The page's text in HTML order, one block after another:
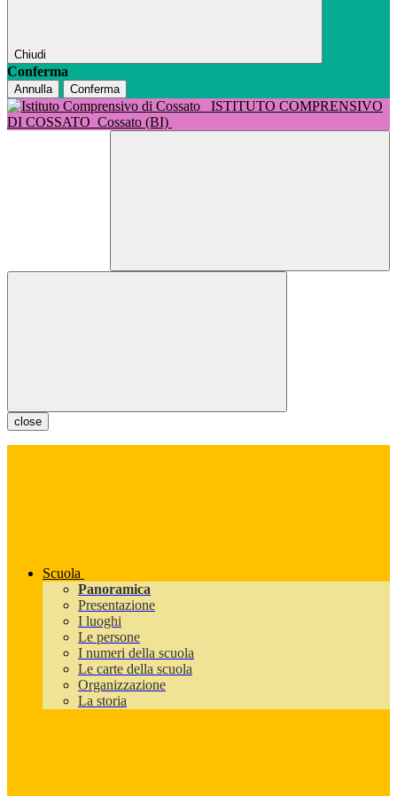
Chiudi
Conferma
Annulla Conferma
ISTITUTO COMPRENSIVO
DI COSSATO Cossato (BI)
close
Scuola
Panoramica
Presentazione
I luoghi
Le persone
I numeri della scuola
Le carte della scuola
Organizzazione
La storia